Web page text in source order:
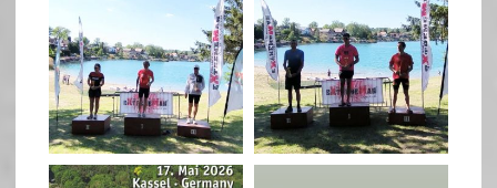
May 3 May 3